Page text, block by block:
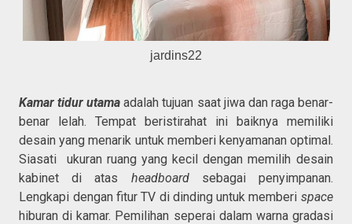
jardins22
Kamar tidur utama adalah tujuan saat jiwa dan raga benar-
benar lelah. Tempat beristirahat ini baiknya memiliki
desain yang menarik untuk memberi kenyamanan optimal.
Siasati ukuran ruang yang kecil dengan memilih desain
kabinet di atas headboardsebagai penyimpanan.
Lengkapi dengan fitur TV di dinding untuk memberi space
hiburan di kamar. Pemilihan seperai dalam warna gradasi